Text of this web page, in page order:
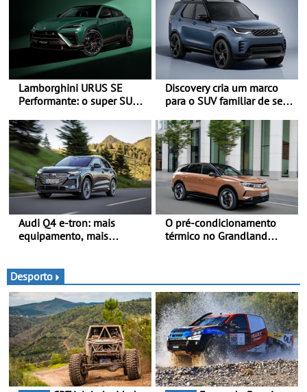
Lamborghini URUS SE
Performante: o super SUV
O Urus mais rápido de
sempre
Discovery cria um marco
para o SUV familiar de sete
passa agora a
disponibilizar três versões
distintas
Audi Q4 e-tron: mais
equipamento, mais
Até 740 quilómetros de
autonomia e carregamento
mais rápido
O pré-condicionamento
térmico no Grandland
Desporto